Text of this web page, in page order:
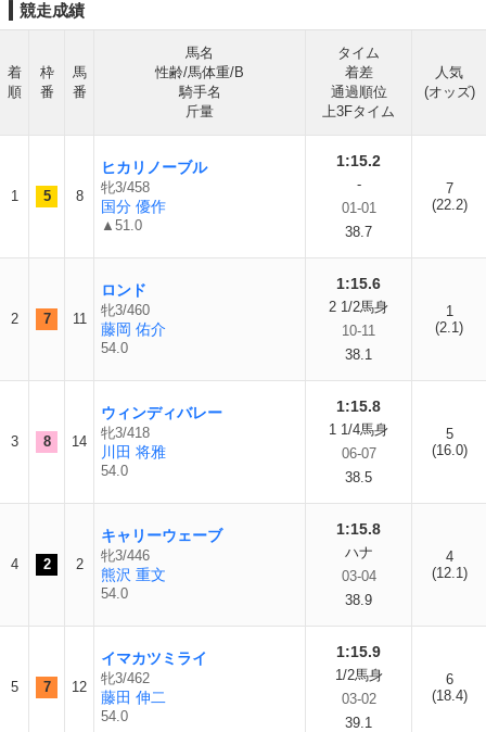
競走成績
着
順
枠
番
馬
番
馬名
性齢/馬体重/B
騎手名
斤量
タイム
着差
通過順位
上3Fタイム
人気
(オッズ)
1 5 8
ヒカリノーブル
牝3/458
国分 優作
▲51.0
1:15.2
-
01-01
38.7
7
(22.2)
2 7 11
ロンド
牝3/460
藤岡 佑介
54.0
1:15.6
2 1/2馬身
10-11
38.1
1
(2.1)
3 8 14
ウィンディバレー
牝3/418
川田 将雅
54.0
1:15.8
1 1/4馬身
06-07
38.5
5
(16.0)
4 2 2
キャリーウェーブ
牝3/446
熊沢 重文
54.0
1:15.8
ハナ
03-04
38.9
4
(12.1)
5 7 12
イマカツミライ
牝3/462
藤田 伸二
54.0
1:15.9
1/2馬身
03-02
39.1
6
(18.4)